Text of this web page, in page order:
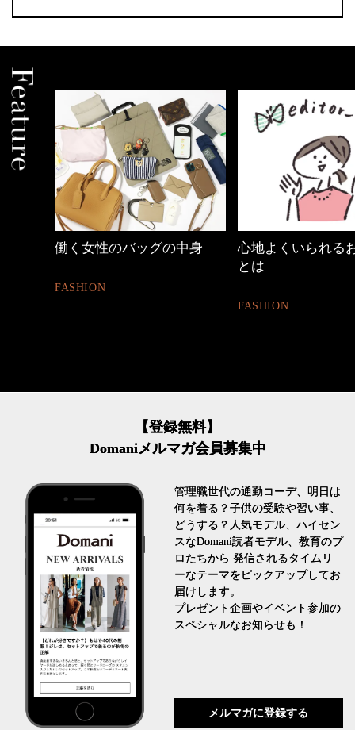
働く女性のバッグの中身
FASHION
心地よくいられる
とは
FASHION
【登録無料】
Domaniメルマガ会員募集中
管理職世代の通勤コーデ、明日は
何を着る？子供の受験や習い事、
どうする？人気モデル、ハイセン
スなDomani読者モデル、教育のプ
ロたちから 発信されるタイムリ
ーなテーマをピックアップしてお
届けします。
プレゼント企画やイベント参加の
スペシャルなお知らせも！
メルマガに登録する